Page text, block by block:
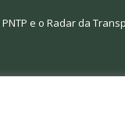
PNTP e o Radar da